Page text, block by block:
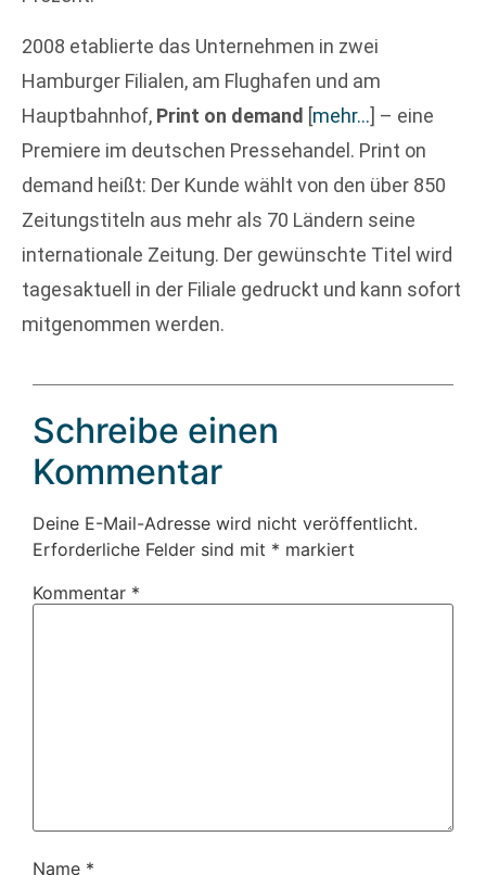
2008 etablierte das Unternehmen in zwei
Hamburger Filialen, am Flughafen und am
Hauptbahnhof, Print on demand [mehr…] – eine
Premiere im deutschen Pressehandel. Print on
demand heißt: Der Kunde wählt von den über 850
Zeitungstiteln aus mehr als 70 Ländern seine
internationale Zeitung. Der gewünschte Titel wird
tagesaktuell in der Filiale gedruckt und kann sofort
mitgenommen werden.
Schreibe einen
Kommentar
Deine E-Mail-Adresse wird nicht veröffentlicht.
Erforderliche Felder sind mit * markiert
Kommentar *
Name *